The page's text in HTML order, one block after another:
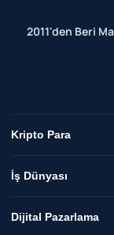
2011'den Beri
Kripto Para
İş Dünyası
Dijital Pazarlama